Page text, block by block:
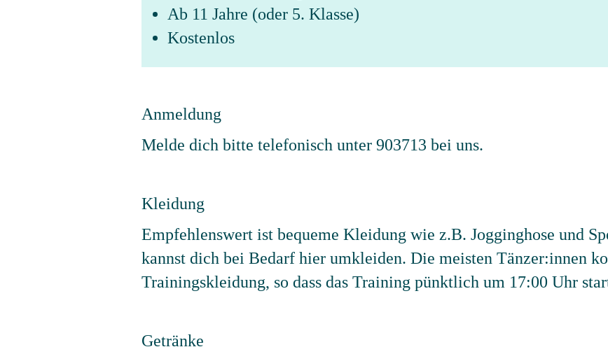
Ab 11 Jahre (oder 5. Klasse)
Kostenlos
Anmeldung
Melde dich bitte telefonisch unter 903713 bei uns.
Kleidung
Empfehlenswert ist bequeme Kleidung wie z.B. Jogginghose und
kannst dich bei Bedarf hier umkleiden. Die meisten Tänzer:innen
Trainingskleidung, so dass das Training pünktlich um 17:00 Uhr
Getränke